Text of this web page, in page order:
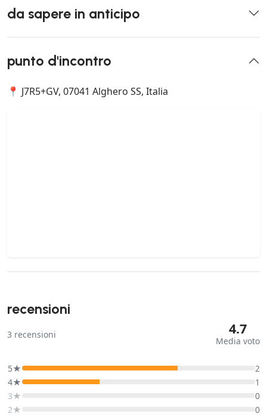
da sapere in anticipo
punto d'incontro
📍 J7R5+GV, 07041 Alghero SS, Italia
recensioni
3 recensioni 4.7
Media voto
5★
2
4★
1
3★
0
2★
0